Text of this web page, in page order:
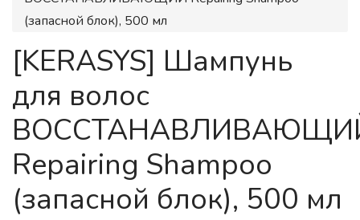
(запасной блок), 500 мл
[KERASYS] Шампунь
для волос
Repairing Shampoo
(запасной блок), 500 мл